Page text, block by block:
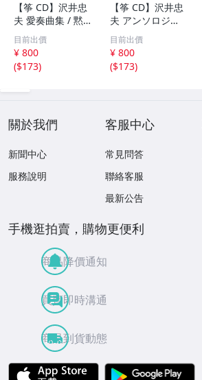
【筝 CD】沢井忠
夫 愛奏曲集 / 黙
示 、波 、二つの
相 、箏二重奏ソ
ナタ 杵屋正邦 、
入野義朗 、小野
目前出價
¥ 800
($173)
【筝 CD】沢井忠
夫 アンソロジー
「凜」からの分売
沢井忠夫作品集
ライブ 風衣、水
の声、枯野砧、五
目前出價
¥ 800
($173)
關於我們
新聞中心
服務說明
客服中心
常見問答
聯絡客服
最新公告
手機逛拍賣，購物更便利
商品降價通知
買賣即時溝通
商品到貨動態
APP Store